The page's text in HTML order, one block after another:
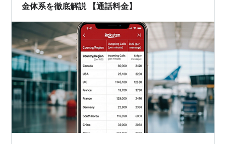
金体系を徹底解説 【通話料金】